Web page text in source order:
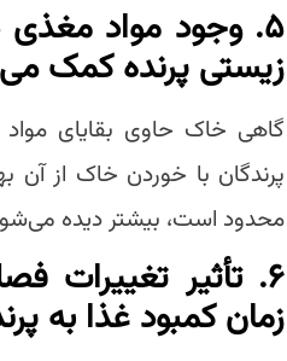
۵. وجود مواد مغذی
زیستی پرنده کمک
گاهی خاک حاوی بقایای
پرندگان با خوردن خاک از آن
محدود است، بیشتر دیده
۶. تأثیر تغییرات
زمان کمبود غذا به